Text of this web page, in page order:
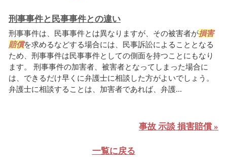
刑事事件と民事事件との違い
刑事事件は、民事事件とは異なりますが、その被害者が損害
賠償を求めるなどする場合には、民事訴訟によることとなる
ため、刑事事件は民事事件としての側面を持つことにもなり
ます。 刑事事件の加害者、被害者となってしまった場合に
は、できるだけ早くに弁護士に相談した方がよいでしょう。
弁護士に相談することは、加害者であれば、弁護...
事故 示談 損害賠償 »
一覧に戻る